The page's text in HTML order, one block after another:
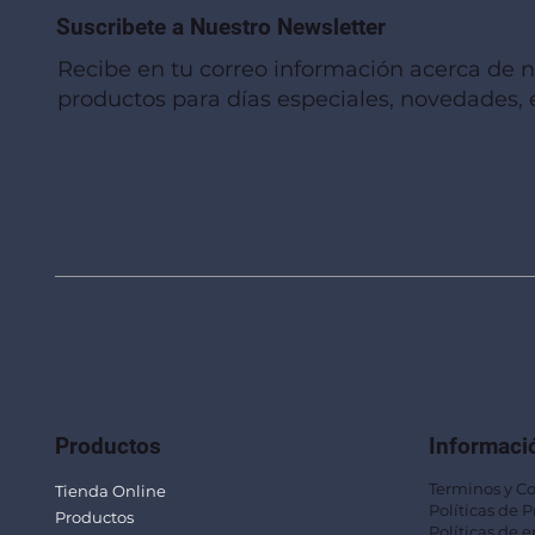
Suscribete a Nuestro Newsletter
Recibe en tu correo información acerca de
productos para días especiales, novedades,
Productos
Tienda Online
Productos
Terminos y
Políticas de